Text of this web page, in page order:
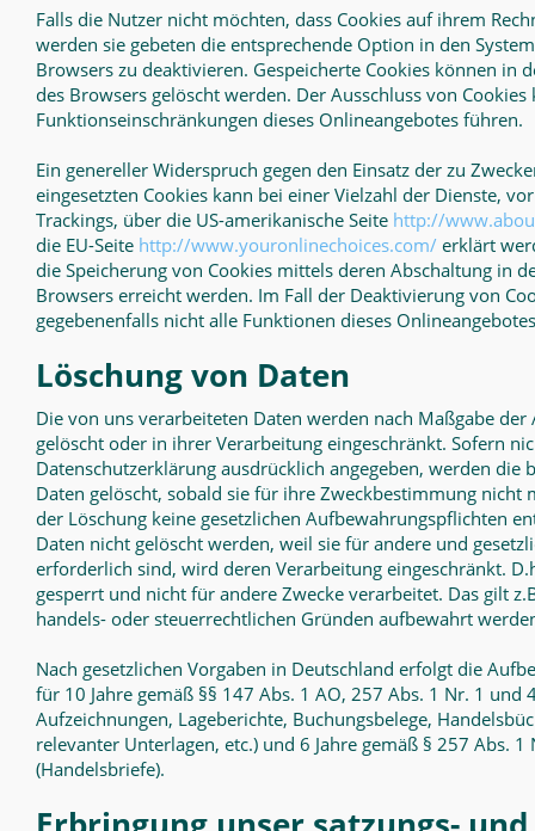
Falls die Nutzer nicht möchten, dass Cookies auf ihrem
werden sie gebeten die entsprechende Option in den
Browsers zu deaktivieren. Gespeicherte Cookies können in
des Browsers gelöscht werden. Der Ausschluss von Cookies
Funktionseinschränkungen dieses Onlineangebotes führen.
Ein genereller Widerspruch gegen den Einsatz der zu
eingesetzten Cookies kann bei einer Vielzahl der Dienste,
Trackings, über die US-amerikanische Seite http://
die EU-Seite http://www.youronlinechoices.com/ erklärt
die Speicherung von Cookies mittels deren Abschaltung in
Browsers erreicht werden. Im Fall der Deaktivierung von
gegebenenfalls nicht alle Funktionen dieses
Löschung von Daten
Die von uns verarbeiteten Daten werden nach Maßgabe der
gelöscht oder in ihrer Verarbeitung eingeschränkt. Sofern
Datenschutzerklärung ausdrücklich angegeben, werden die
Daten gelöscht, sobald sie für ihre Zweckbestimmung
der Löschung keine gesetzlichen Aufbewahrungspflichten
Daten nicht gelöscht werden, weil sie für andere und
erforderlich sind, wird deren Verarbeitung eingeschränkt.
gesperrt und nicht für andere Zwecke verarbeitet. Das gilt
handels- oder steuerrechtlichen Gründen aufbewahrt
Nach gesetzlichen Vorgaben in Deutschland erfolgt die
für 10 Jahre gemäß §§ 147 Abs. 1 AO, 257 Abs. 1 Nr. 1 und
Aufzeichnungen, Lageberichte, Buchungsbelege,
relevanter Unterlagen, etc.) und 6 Jahre gemäß § 257 Abs. 1
(Handelsbriefe).